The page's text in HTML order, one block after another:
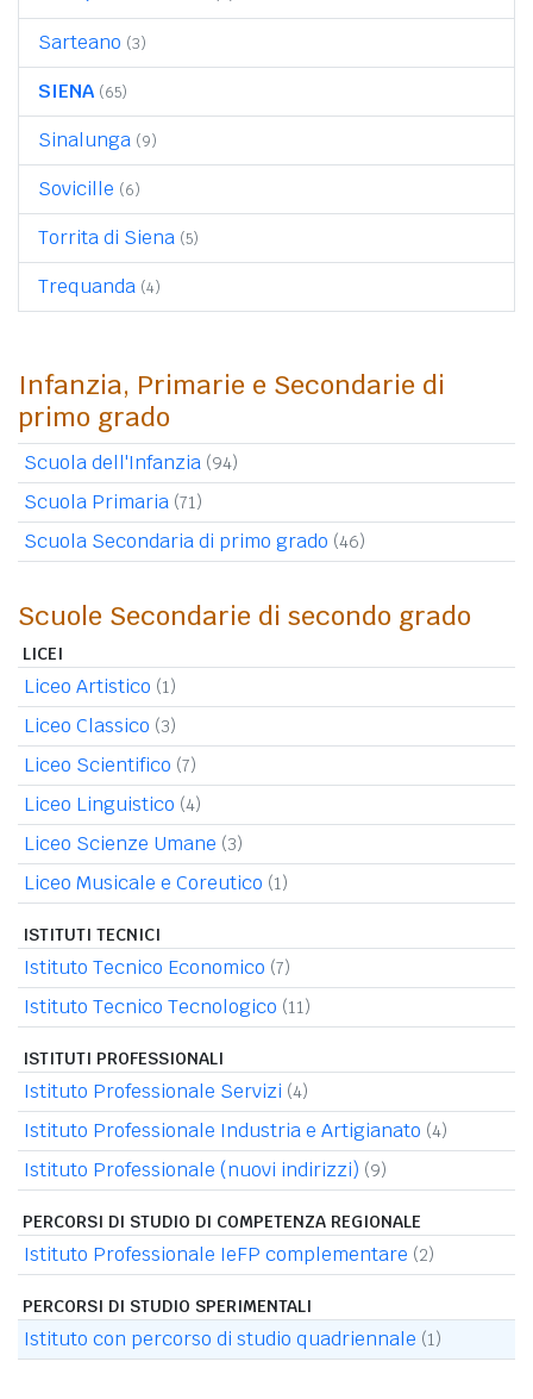
Sarteano (3)
SIENA (65)
Sinalunga (9)
Sovicille (6)
Torrita di Siena (5)
Trequanda (4)
Infanzia, Primarie e Secondarie di
primo grado
Scuola dell'Infanzia (94)
Scuola Primaria (71)
Scuola Secondaria di primo grado (46)
Scuole Secondarie di secondo grado
LICEI
Liceo Artistico (1)
Liceo Classico (3)
Liceo Scientifico (7)
Liceo Linguistico (4)
Liceo Scienze Umane (3)
Liceo Musicale e Coreutico (1)
ISTITUTI TECNICI
Istituto Tecnico Economico (7)
Istituto Tecnico Tecnologico (11)
ISTITUTI PROFESSIONALI
Istituto Professionale Servizi (4)
Istituto Professionale Industria e Artigianato (4)
Istituto Professionale (nuovi indirizzi) (9)
PERCORSI DI STUDIO DI COMPETENZA REGIONALE
Istituto Professionale IeFP complementare (2)
PERCORSI DI STUDIO SPERIMENTALI
Istituto con percorso di studio quadriennale (1)